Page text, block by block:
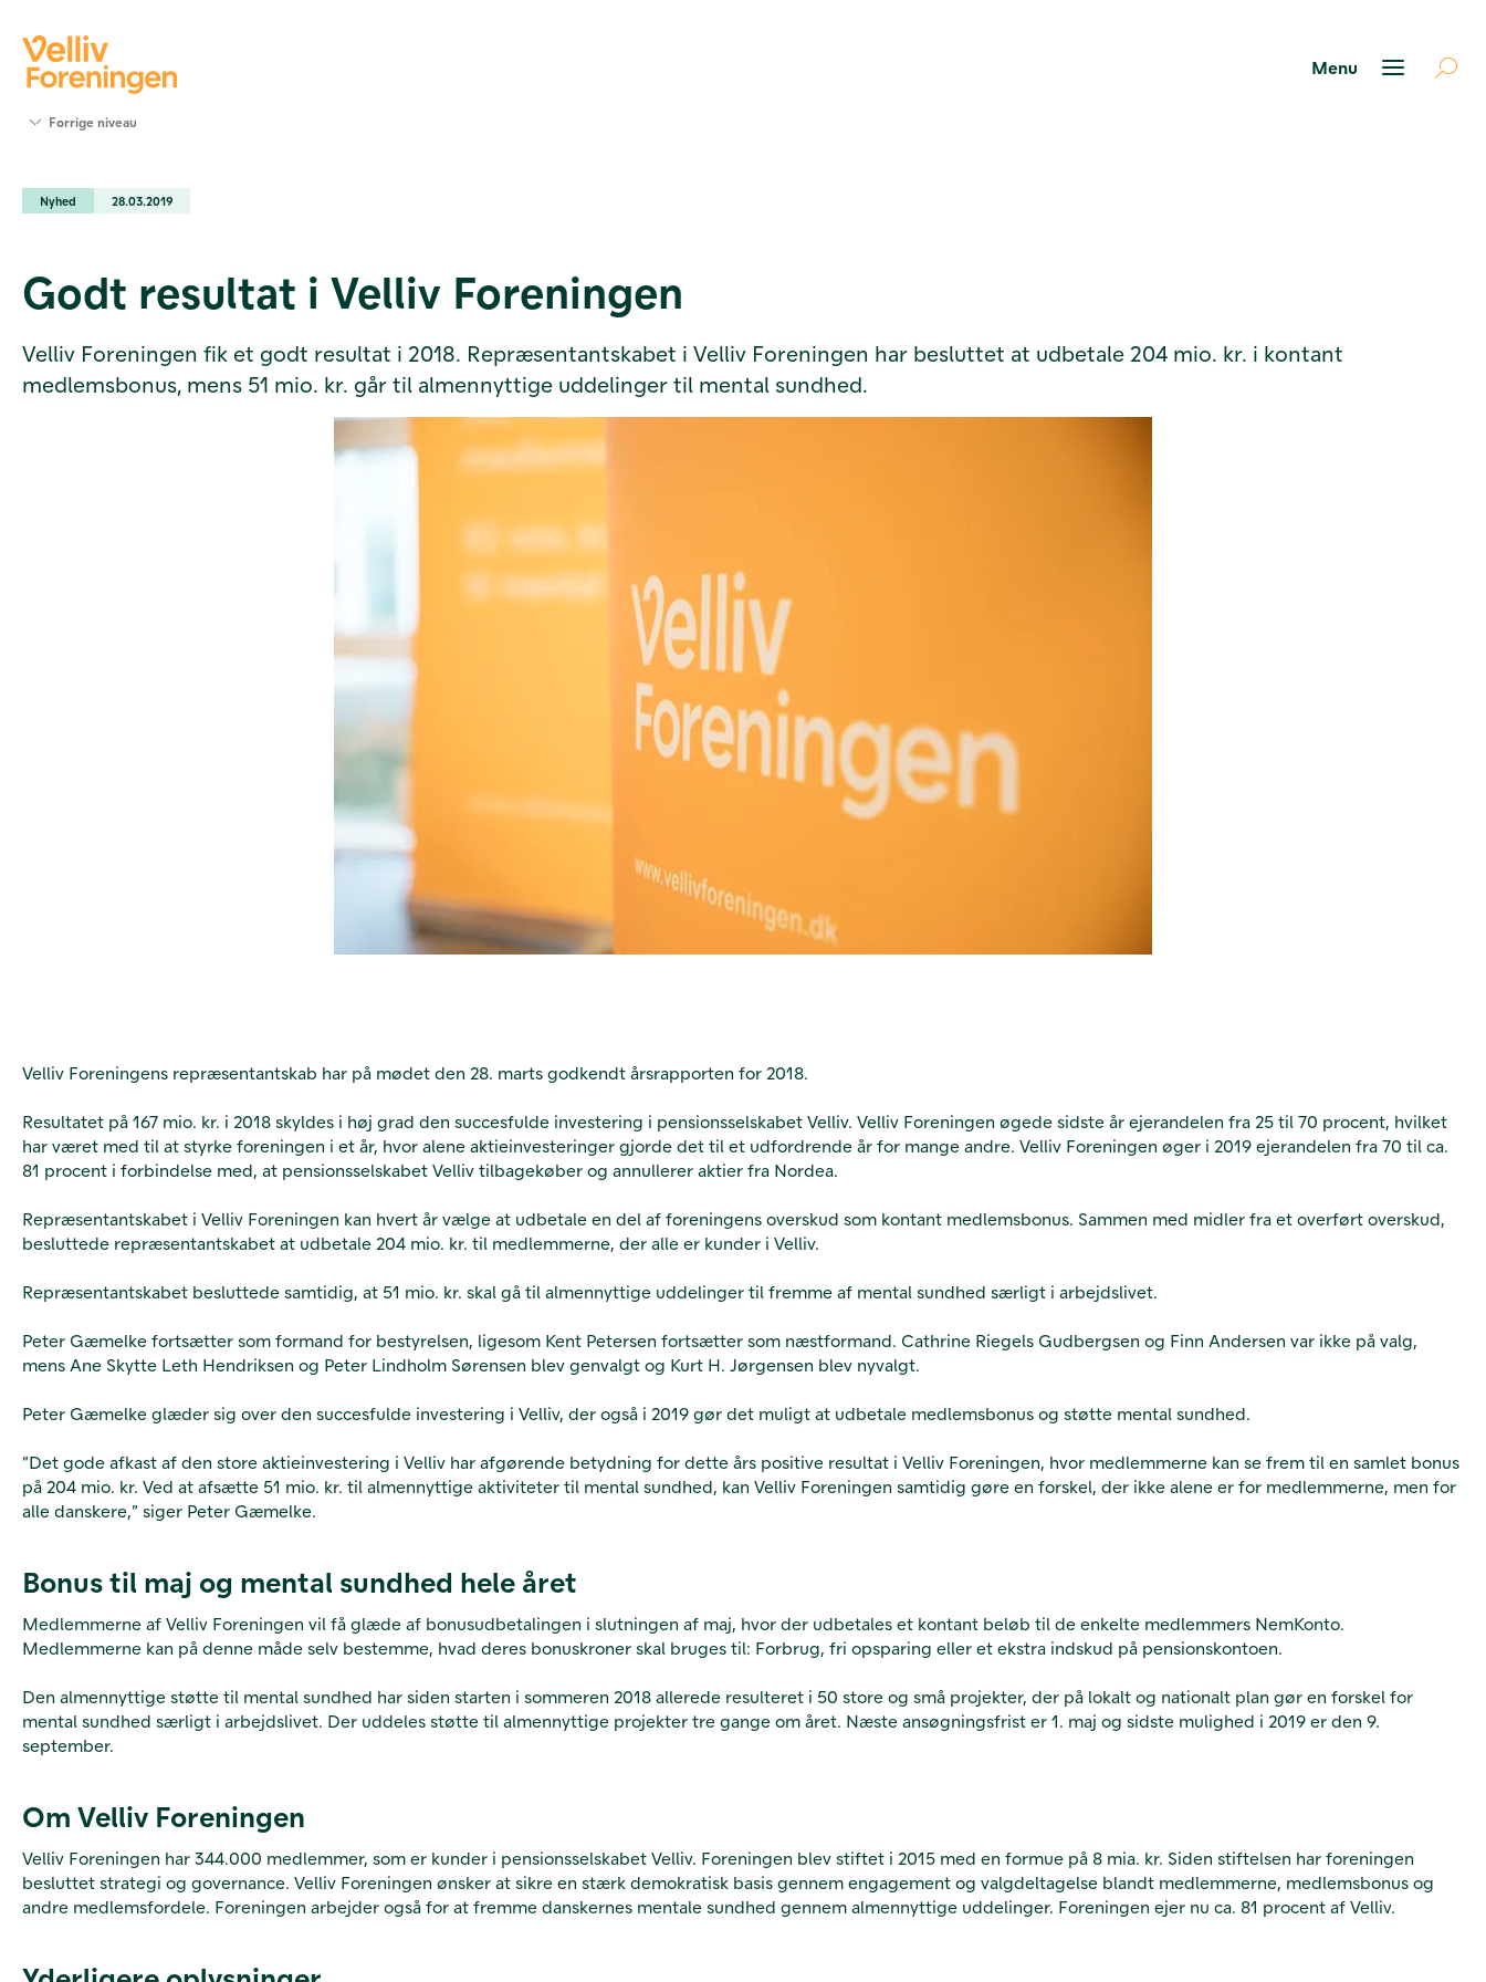
Værktøjer
Foreningen
Kontakt
Forrige niveau
Nyhed 28.03.2019
Godt resultat i Velliv Foreningen
Velliv Foreningen fik et godt resultat i 2018. Repræsentantskabet i Velliv Foreningen har besluttet at udbetale 204 mio. kr. i kontant
medlemsbonus, mens 51 mio. kr. går til almennyttige uddelinger til mental sundhed.
Velliv Foreningens repræsentantskab har på mødet den 28. marts godkendt årsrapporten for 2018.
Resultatet på 167 mio. kr. i 2018 skyldes i høj grad den succesfulde investering i pensionsselskabet Velliv. Velliv Foreningen øgede sidste år ejerandelen fra 25 til 70 procent, hvilket
har været med til at styrke foreningen i et år, hvor alene aktieinvesteringer gjorde det til et udfordrende år for mange andre. Velliv Foreningen øger i 2019 ejerandelen fra 70 til ca.
81 procent i forbindelse med, at pensionsselskabet Velliv tilbagekøber og annullerer aktier fra Nordea.
Repræsentantskabet i Velliv Foreningen kan hvert år vælge at udbetale en del af foreningens overskud som kontant medlemsbonus. Sammen med midler fra et overført overskud,
besluttede repræsentantskabet at udbetale 204 mio. kr. til medlemmerne, der alle er kunder i Velliv.
Repræsentantskabet besluttede samtidig, at 51 mio. kr. skal gå til almennyttige uddelinger til fremme af mental sundhed særligt i arbejdslivet.
Peter Gæmelke fortsætter som formand for bestyrelsen, ligesom Kent Petersen fortsætter som næstformand. Cathrine Riegels Gudbergsen og Finn Andersen var ikke på valg,
mens Ane Skytte Leth Hendriksen og Peter Lindholm Sørensen blev genvalgt og Kurt H. Jørgensen blev nyvalgt.
Peter Gæmelke glæder sig over den succesfulde investering i Velliv, der også i 2019 gør det muligt at udbetale medlemsbonus og støtte mental sundhed.
”Det gode afkast af den store aktieinvestering i Velliv har afgørende betydning for dette års positive resultat i Velliv Foreningen, hvor medlemmerne kan se frem til en samlet bonus
på 204 mio. kr. Ved at afsætte 51 mio. kr. til almennyttige aktiviteter til mental sundhed, kan Velliv Foreningen samtidig gøre en forskel, der ikke alene er for medlemmerne, men for
alle danskere,” siger Peter Gæmelke.
Bonus til maj og mental sundhed hele året
Medlemmerne af Velliv Foreningen vil få glæde af bonusudbetalingen i slutningen af maj, hvor der udbetales et kontant beløb til de enkelte medlemmers NemKonto.
Medlemmerne kan på denne måde selv bestemme, hvad deres bonuskroner skal bruges til: Forbrug, fri opsparing eller et ekstra indskud på pensionskontoen.
Den almennyttige støtte til mental sundhed har siden starten i sommeren 2018 allerede resulteret i 50 store og små projekter, der på lokalt og nationalt plan gør en forskel for
mental sundhed særligt i arbejdslivet. Der uddeles støtte til almennyttige projekter tre gange om året. Næste ansøgningsfrist er 1. maj og sidste mulighed i 2019 er den 9.
september.
Om Velliv Foreningen
Velliv Foreningen har 344.000 medlemmer, som er kunder i pensionsselskabet Velliv. Foreningen blev stiftet i 2015 med en formue på 8 mia. kr. Siden stiftelsen har foreningen
besluttet strategi og governance. Velliv Foreningen ønsker at sikre en stærk demokratisk basis gennem engagement og valgdeltagelse blandt medlemmerne, medlemsbonus og
andre medlemsfordele. Foreningen arbejder også for at fremme danskernes mentale sundhed gennem almennyttige uddelinger. Foreningen ejer nu ca. 81 procent af Velliv.